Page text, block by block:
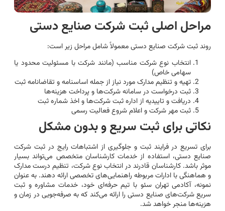
مراحل اصلی ثبت شرکت صنایع دستی
روند ثبت شرکت صنایع دستی معمولاً شامل مراحل زیر است:
انتخاب نوع شرکت مناسب (مانند شرکت با مسئولیت محدود یا
سهامی خاص)
تهیه و تنظیم مدارک مورد نیاز از جمله اساسنامه و تقاضانامه ثبت
ثبت درخواست در سامانه شرکت‌ها و پرداخت هزینه‌ها
دریافت و تاییدیه از اداره ثبت شرکت‌ها و اخذ شماره ثبت
ثبت مهر شرکت و اعلام شروع فعالیت رسمی
نکاتی برای ثبت سریع و بدون مشکل
برای تسریع در فرایند ثبت و جلوگیری از اشتباهات رایج در ثبت شرکت
صنایع دستی، استفاده از خدمات کارشناسان متخصص می‌تواند بسیار
موثر باشد. کارشناسان قادرند در انتخاب نوع شرکت، تنظیم درست مدارک
و هماهنگی با ادارات مربوطه راهنمایی‌های تخصصی ارائه دهند. به عنوان
نمونه، آکادمی تهران سئو با تیم حرفه‌ای خود، خدمات مشاوره و ثبت
سریع شرکت‌های صنایع دستی را ارائه می‌کند که به صرفه‌جویی در زمان و
هزینه‌ها منجر خواهد شد.